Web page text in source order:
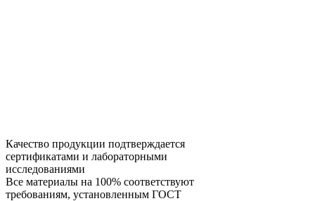
Качество продукции подтверждается
сертификатами и лабораторными
исследованиями
Все материалы на 100% соответствуют
требованиям, установленным ГОСТ